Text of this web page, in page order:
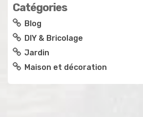
Catégories
Blog
DIY & Bricolage
Jardin
Maison et décoration